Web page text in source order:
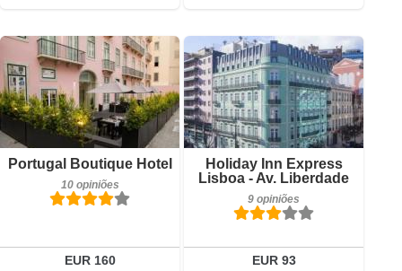
Portugal Boutique Hotel
10 opiniões
EUR 160
10 opiniões
Detalhes
Reservar
Holiday Inn Express
Lisboa - Av. Liberdade
9 opiniões
EUR 93
9 opiniões
Detalhes
Reservar